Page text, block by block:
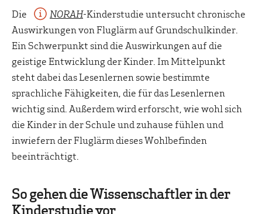
Die NORAH-Kinderstudie untersucht chronische
Auswirkungen von Fluglärm auf Grundschulkinder.
Ein Schwerpunkt sind die Auswirkungen auf die
geistige Entwicklung der Kinder. Im Mittelpunkt
steht dabei das Lesenlernen sowie bestimmte
sprachliche Fähigkeiten, die für das Lesenlernen
wichtig sind. Außerdem wird erforscht, wie wohl sich
die Kinder in der Schule und zuhause fühlen und
inwiefern der Fluglärm dieses Wohlbefinden
beeinträchtigt.
So gehen die Wissenschaftler in der
Kinderstudie vor